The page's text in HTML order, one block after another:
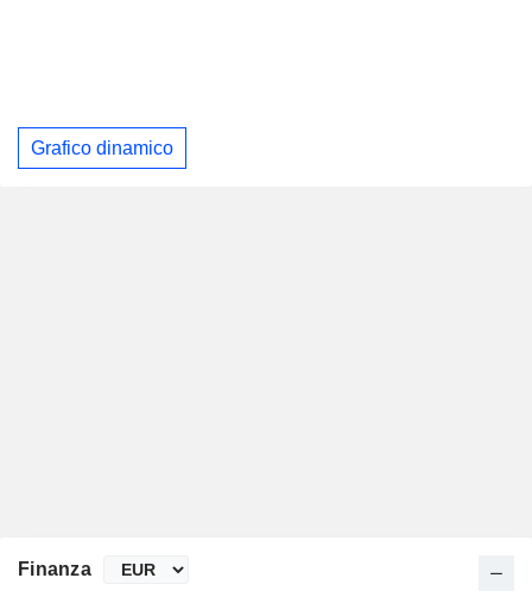
Grafico dinamico
Finanza